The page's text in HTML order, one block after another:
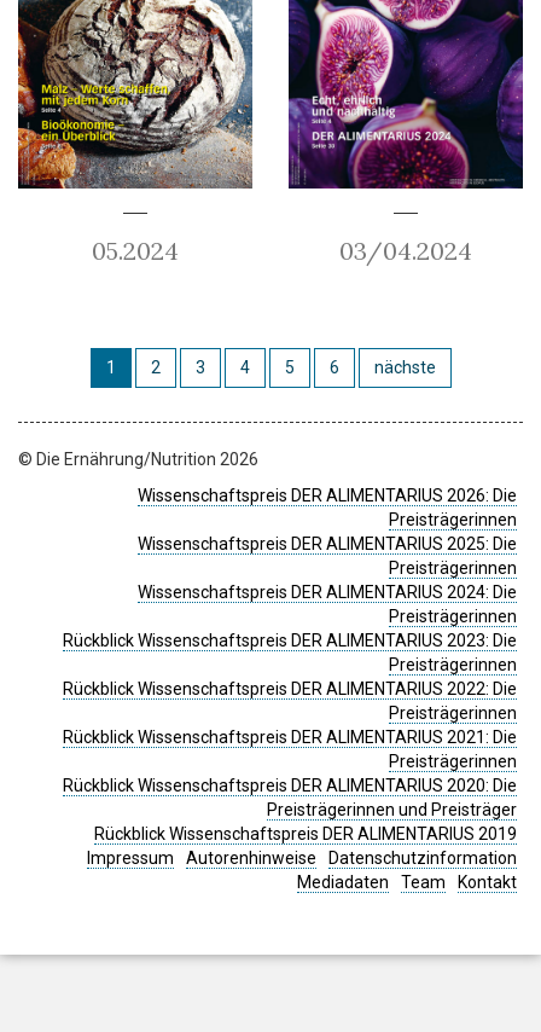
05.2024 03/04.2024
1 2 3 4 5 6 nächste
© Die Ernährung/Nutrition 2026
Wissenschaftspreis DER ALIMENTARIUS 2026: Die
Preisträgerinnen
Wissenschaftspreis DER ALIMENTARIUS 2025: Die
Preisträgerinnen
Wissenschaftspreis DER ALIMENTARIUS 2024: Die
Preisträgerinnen
Rückblick Wissenschaftspreis DER ALIMENTARIUS 2023: Die
Preisträgerinnen
Rückblick Wissenschaftspreis DER ALIMENTARIUS 2022: Die
Preisträgerinnen
Rückblick Wissenschaftspreis DER ALIMENTARIUS 2021: Die
Preisträgerinnen
Rückblick Wissenschaftspreis DER ALIMENTARIUS 2020: Die
Preisträgerinnen und Preisträger
Rückblick Wissenschaftspreis DER ALIMENTARIUS 2019
Impressum
Autorenhinweise
Datenschutzinformation
Mediadaten
Team Kontakt